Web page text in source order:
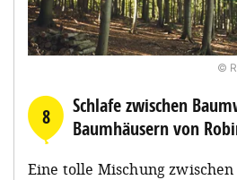
©
8
Schlafe zwischen
Baumhäusern von
Eine tolle Mischung